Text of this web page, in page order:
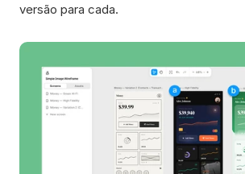
versão para cada.